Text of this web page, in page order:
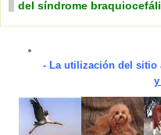
del síndrome
- La utilización del sitio